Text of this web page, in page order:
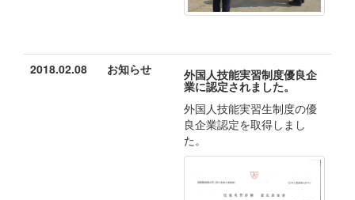
2018.02.08 お知らせ 外国人技能実習制度優良企
業に認定されました。
外国人技能実習生制度の優
良企業認定を取得しまし
た。